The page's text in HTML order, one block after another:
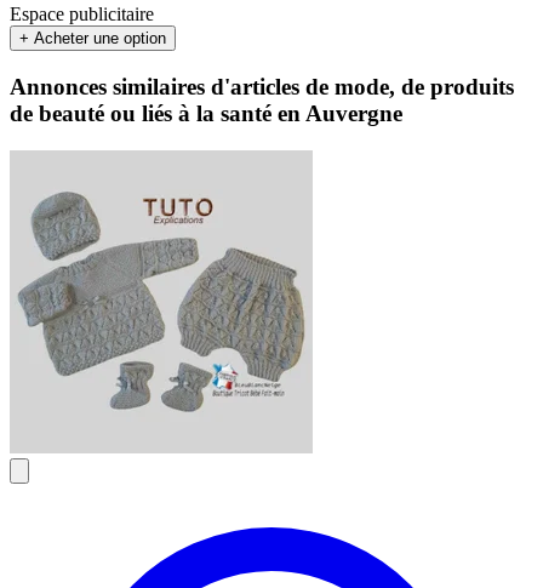
Espace publicitaire
+ Acheter une option
Annonces similaires d'articles de mode, de produits
de beauté ou liés à la santé en Auvergne